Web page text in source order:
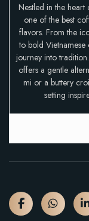
Nestled in the
one of the best
flavors. From the
to bold Vietnamese
journey into
offers a gentle
mi or a buttery
setting